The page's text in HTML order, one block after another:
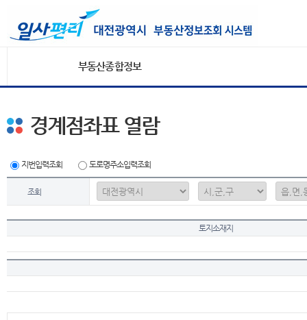
부동산종합정보
경계점좌표 열람
지번입력조회 도로명주소입력조회
조회
토지소재지